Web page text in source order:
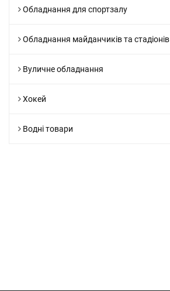
Обладнання для спортзалу
Обладнання майданчиків та стадіонів
Вуличне обладнання
Хокей
Водні товари